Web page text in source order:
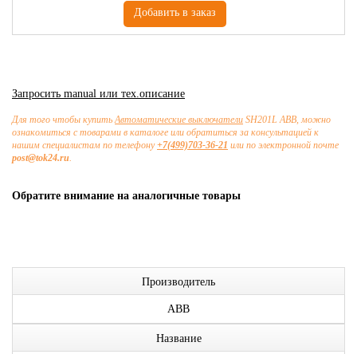
Запросить manual или тех.описание
Для того чтобы купитьАвтоматические выключатели SH201L ABB, можно
ознакомиться с товарами в каталоге или обратиться за консультацией к
нашим специалистам по телефону+7(499)703-36-21 или по электронной почте
post@tok24.ru.
Обратите внимание на аналогичные товары
Производитель
ABB
Название